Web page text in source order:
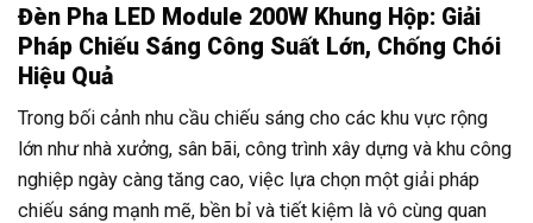
Đèn Pha LED Module 200W Khung Hộp: Giải
Pháp Chiếu Sáng Công Suất Lớn, Chống Chói
Hiệu Quả
Trong bối cảnh nhu cầu chiếu sáng cho các khu vực rộng
lớn như nhà xưởng, sân bãi, công trình xây dựng và khu công
nghiệp ngày càng tăng cao, việc lựa chọn một giải pháp
chiếu sáng mạnh mẽ, bền bỉ và tiết kiệm là vô cùng quan